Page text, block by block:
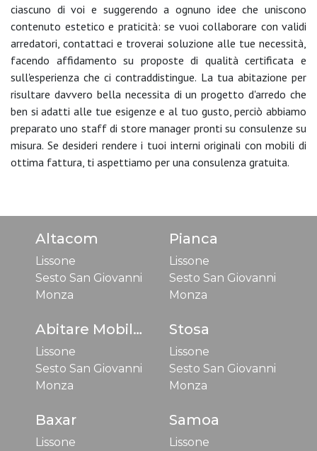
ciascuno di voi e suggerendo a ognuno idee che uniscono
contenuto estetico e praticità: se vuoi collaborare con validi
arredatori, contattaci e troverai soluzione alle tue necessità,
facendo affidamento su proposte di qualità certificata e
sull'esperienza che ci contraddistingue. La tua abitazione per
risultare davvero bella necessita di un progetto d'arredo che
ben si adatti alle tue esigenze e al tuo gusto, perciò abbiamo
preparato uno staff di store manager pronti su consulenze su
misura. Se desideri rendere i tuoi interni originali con mobili di
ottima fattura, ti aspettiamo per una consulenza gratuita.
Altacom
Lissone
Sesto San Giovanni
Monza
Pianca
Lissone
Sesto San Giovanni
Monza
Abitare Mobilstella
Lissone
Sesto San Giovanni
Monza
Stosa
Lissone
Sesto San Giovanni
Monza
Baxar
Lissone
Samoa
Lissone